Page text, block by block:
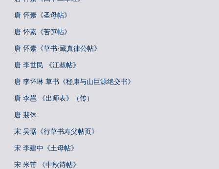
唐 怀素《圣母帖》
唐 怀素《苦笋帖》
唐 怀素《草书·藏真律公帖》
唐 李世民 《江叔帖》
唐 李怀琳 草书《嵇康与山巨源绝交书》
唐 李邕 《出师表》（传）
唐 裴休
宋 吴琚《行草书寿父帖页》
宋 李建中《土母帖》
宋 米芾 《中秋诗帖》